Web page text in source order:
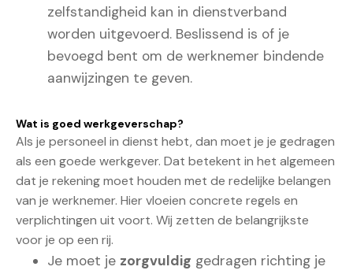
zelfstandigheid kan in dienstverband
worden uitgevoerd. Beslissend is of je
bevoegd bent om de werknemer bindende
aanwijzingen te geven.
Wat is goed werkgeverschap?
Als je personeel in dienst hebt, dan moet je je gedragen
als een goede werkgever. Dat betekent in het algemeen
dat je rekening moet houden met de redelijke belangen
van je werknemer. Hier vloeien concrete regels en
verplichtingen uit voort. Wij zetten de belangrijkste
voor je op een rij.
Je moet je zorgvuldig gedragen richting je